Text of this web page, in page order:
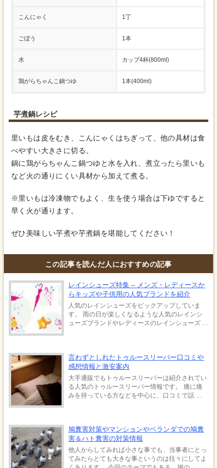
こんにゃく 1丁
ごぼう 1本
水 カップ4杯(800ml)
鶏がらちゃんこ鍋つゆ 1本(400ml)
芋煮鍋レシピ
里いもは皮をむき、こんにゃくはちぎって、他の具材は食
べやすい大きさに切る。
鍋に鶏がらちゃんこ鍋つゆと水を入れ、煮立ったら里いも
など火の通りにくい具材から加えて煮る。
※里いもは冷凍物でもよく、生を使う場合は下ゆですると
早く火が通ります。
ぜひ美味しい芋煮や芋煮鍋を堪能してください！
この記事を読んだ人におすすめの記事
レインシューズ特集 – メンズ・レディースか
らキッズや子供用の人気ブランドを紹介
人気のレインシューズをピックアップしていま
す。 雨の日が楽しくなるような人気のレインシ
ューズブランドやレディースのレインシューズ ...
言わずとしれたトゥルースリーパー口コミや
感想情報と激安案内
大手通販でもトゥルースリーパーは紹介されてい
る人気のトゥルースリーパー情報です。 痛に痛
みを持っている方などを中心に、口コミで話 ...
鳩糞害対策やマンションやベランダでの鳩糞
害＆ハト糞害の対策情報
他人からしてみれば小さな事でも、当事者にとっ
てみたらとても大きな事というのは往々にしてよ